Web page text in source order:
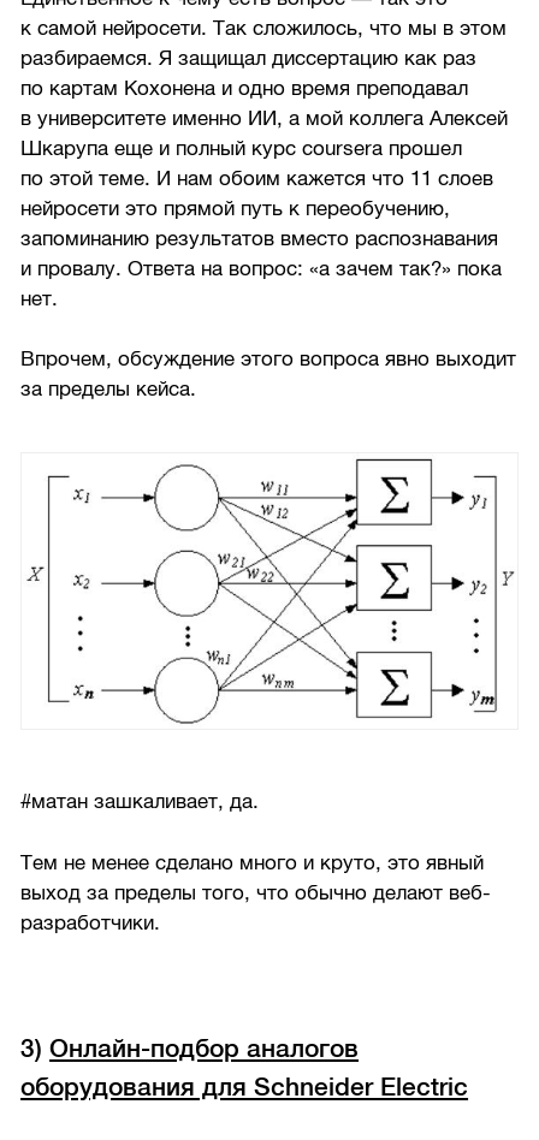
к самой нейросети. Так сложилось, что мы в этом
разбираемся. Я защищал диссертацию как раз
по картам Кохонена и одно время преподавал
в университете именно ИИ, а мой коллега Алексей
Шкарупа еще и полный курс coursera прошел
по этой теме. И нам обоим кажется что 11 слоев
нейросети это прямой путь к переобучению,
запоминанию результатов вместо распознавания
и провалу. Ответа на вопрос: «а зачем так?» пока
нет.
Впрочем, обсуждение этого вопроса явно выходит
за пределы кейса.
#матан зашкаливает, да.
Тем не менее сделано много и круто, это явный
выход за пределы того, что обычно делают веб-
разработчики.
3)Онлайн-подбор аналогов
оборудования для Schneider Electric